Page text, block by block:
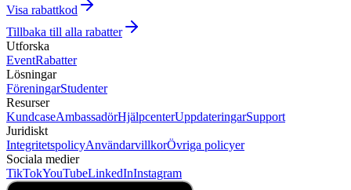
Visa rabattkod
Tillbaka till alla rabatter
Utforska
EventRabatter
Lösningar
FöreningarStudenter
Resurser
KundcaseAmbassadörHjälpcenterUppdateringarSupport
Juridiskt
IntegritetspolicyAnvändarvillkorÖvriga policyer
Sociala medier
TikTokYouTubeLinkedInInstagram